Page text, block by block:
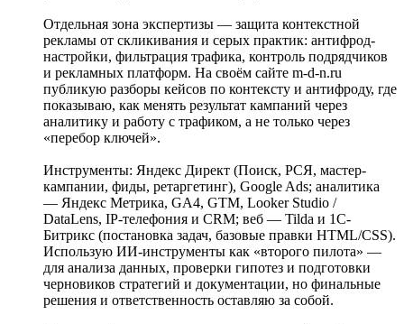
Отдельная зона экспертизы — защита контекстной
рекламы от скликивания и серых практик: антифрод-
настройки, фильтрация трафика, контроль подрядчиков
и рекламных платформ. На своём сайте m-d-n.ru
публикую разборы кейсов по контексту и антифроду, где
показываю, как менять результат кампаний через
аналитику и работу с трафиком, а не только через
«перебор ключей».
Инструменты: Яндекс Директ (Поиск, РСЯ, мастер-
кампании, фиды, ретаргетинг), Google Ads; аналитика
— Яндекс Метрика, GA4, GTM, Looker Studio /
DataLens, IP-телефония и CRM; веб — Tilda и 1C-
Битрикс (постановка задач, базовые правки HTML/CSS).
Использую ИИ-инструменты как «второго пилота» —
для анализа данных, проверки гипотез и подготовки
черновиков стратегий и документации, но финальные
решения и ответственность оставляю за собой.